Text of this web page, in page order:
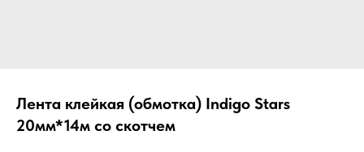
Лента клейкая (обмотка) Indigo Stars
20мм*14м со скотчем